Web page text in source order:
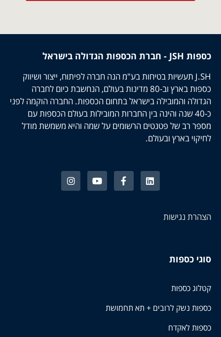
כספות JSH - חברת הכספות הגדולה בישראל
J.SH תעשיות בטיחות בע"מ הנה חברה לפיתוח, ייצור ושיווק
כספות בארץ וב-80 מדינות בעולם, הנחשבת כיום לחברה
הגדולה והמובילה בישראל בתחום הכספות. החברה הוקמה לפני
כ-40 שנה והינה בין החברות המובילות בעולם הכספות עם
מספר רב של פטנטים הרשומים על שמה והיא משמשת מודל
לחיקוי בארץ ובעולם.
הצהרת נגישות
סוגי כספות
קטלוג כספות
כספות נשק לרובים + תא תחמושת
כספות לאקדח